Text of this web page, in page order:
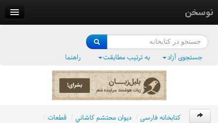
نوسخن
فرهنگ واژگان
جستجوی آزاد به ترتیب مطابقت راهنما
کتابخانه فارسی / ديوان محتشم کاشاني / قطعات /